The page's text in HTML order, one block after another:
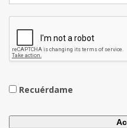
Recuérdame